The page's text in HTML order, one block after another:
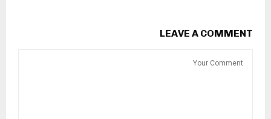
LEAVE A COMMENT